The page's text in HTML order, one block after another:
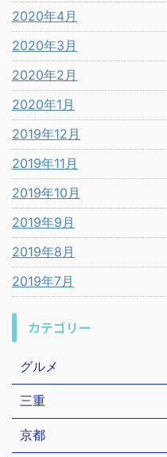
2020年4月
2020年3月
2020年2月
2020年1月
2019年12月
2019年11月
2019年10月
2019年9月
2019年8月
2019年7月
カテゴリー
グルメ
三重
京都